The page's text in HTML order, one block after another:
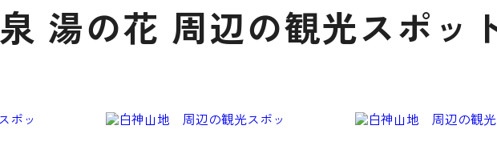
湯の花 周辺の観光スポッ